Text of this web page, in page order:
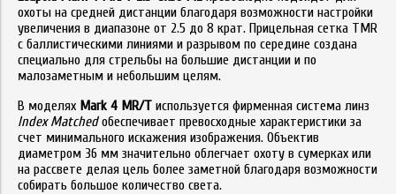
охоты на средней дистанции благодаря возможности настройки
увеличения в диапазоне от 2.5 до 8 крат. Прицельная сетка TMR
с баллистическими линиями и разрывом по середине создана
специально для стрельбы на большие дистанции и по
малозаметным и небольшим целям.
В моделях Mark 4 MR/T используется фирменная система линз
Index Matchedобеспечивает превосходные характеристики за
счет минимального искажения изображения. Объектив
диаметром 36 мм значительно облегчает охоту в сумерках или
на рассвете делая цель более заметной благодаря возможности
собирать большое количество света.